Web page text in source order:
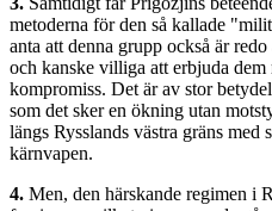
metoderna för den så kallade
anta att denna grupp också är
och kanske villiga att erbjuda
kompromiss. Det är av stor
som det sker en ökning utan
längs Rysslands västra gräns med
kärnvapen.
4. Men, den härskande regimen i